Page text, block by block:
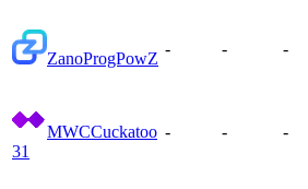
ZanoProgPowZ
- - -
MWCCuckatoo
31
- - -